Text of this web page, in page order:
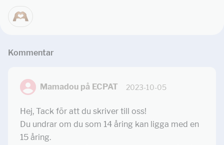
Kommentar
Mamadou på ECPAT 2023-10-05
Hej, Tack för att du skriver till oss!
Du undrar om du som 14 åring kan ligga med en
15 åring.